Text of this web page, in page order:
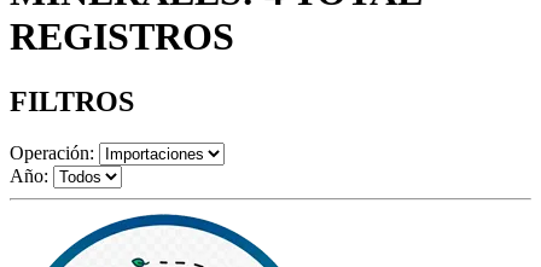
REGISTROS
FILTROS
Operación:
Año: